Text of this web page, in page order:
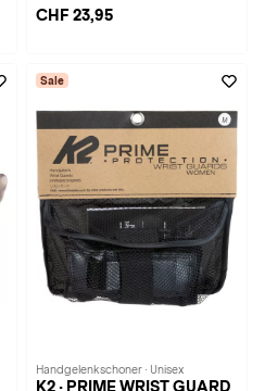
CHF 23,95
Sale
Handgelenkschoner · Unisex
K2 · PRIME WRIST GUARD